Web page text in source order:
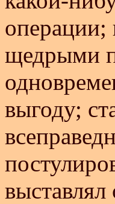
щедрыми
выгоду;
выставлял